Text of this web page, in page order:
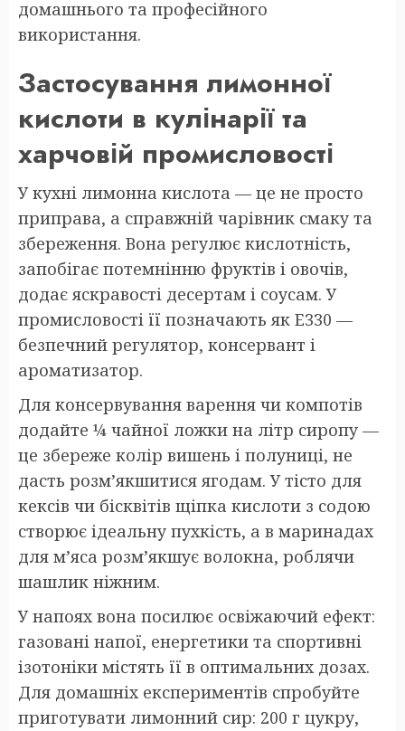
домашнього та професійного
використання.
Застосування лимонної
кислоти в кулінарії та
харчовій промисловості
У кухні лимонна кислота — це не просто
приправа, а справжній чарівник смаку та
збереження. Вона регулює кислотність,
запобігає потемнінню фруктів і овочів,
додає яскравості десертам і соусам. У
промисловості її позначають як Е330 —
безпечний регулятор, консервант і
ароматизатор.
Для консервування варення чи компотів
додайте ¼ чайної ложки на літр сиропу —
це збереже колір вишень і полуниці, не
дасть розм’якшитися ягодам. У тісто для
кексів чи бісквітів щіпка кислоти з содою
створює ідеальну пухкість, а в маринадах
для м’яса розм’якшує волокна, роблячи
шашлик ніжним.
У напоях вона посилює освіжаючий ефект:
газовані напої, енергетики та спортивні
ізотоніки містять її в оптимальних дозах.
Для домашніх експериментів спробуйте
приготувати лимонний сир: 200 г цукру,